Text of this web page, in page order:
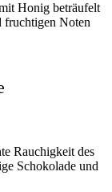
Honig beträufelt
fruchtigen Noten
Rauchigkeit des
Schokolade und